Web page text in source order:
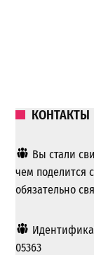
КОНТАКТЫ
Вы стали
чем поделится
обязательно
05363